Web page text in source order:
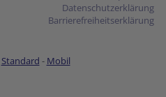
Datenschutzerklärung
Barrierefreiheitserklärung
Standard - Mobil